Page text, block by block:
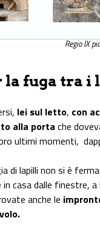
Regio IX
la fuga tra i
lei sul letto, con
alla porta che
ultimi momenti,
di lapilli non si è
casa dalle finestre, a
anche le